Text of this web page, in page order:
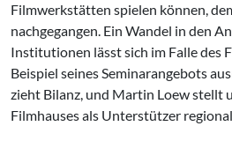
Filmwerkstätten spielen können,
nachgegangen. Ein Wandel in den
Institutionen lässt sich im Falle des
Beispiel seines Seminarangebots
zieht Bilanz, und Martin Loew stellt
Filmhauses als Unterstützer